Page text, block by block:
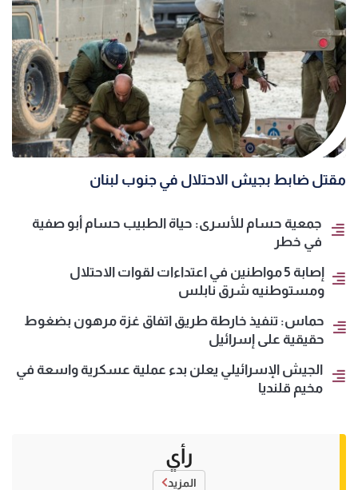
مقتل ضابط بجيش الاحتلال في جنوب لبنان
جمعية حسام للأسرى: حياة الطبيب حسام أبو صفية
في خطر
إصابة 5 مواطنين في اعتداءات لقوات الاحتلال
ومستوطنيه شرق نابلس
حماس: تنفيذ خارطة طريق اتفاق غزة مرهون بضغوط
حقيقية على إسرائيل
الجيش الإسرائيلي يعلن بدء عملية عسكرية واسعة في
مخيم قلنديا
رأي
المزيد